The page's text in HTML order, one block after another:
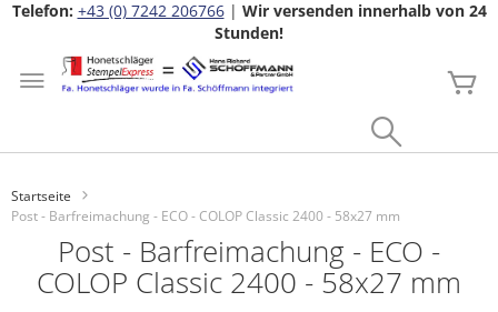
Telefon: +43 (0) 7242 206766| Wir versenden innerhalb von 24
Stunden!
Zum
Inhalt
springen
Startseite
Post - Barfreimachung - ECO - COLOP Classic 2400 - 58x27 mm
Post - Barfreimachung - ECO -
COLOP Classic 2400 - 58x27 mm